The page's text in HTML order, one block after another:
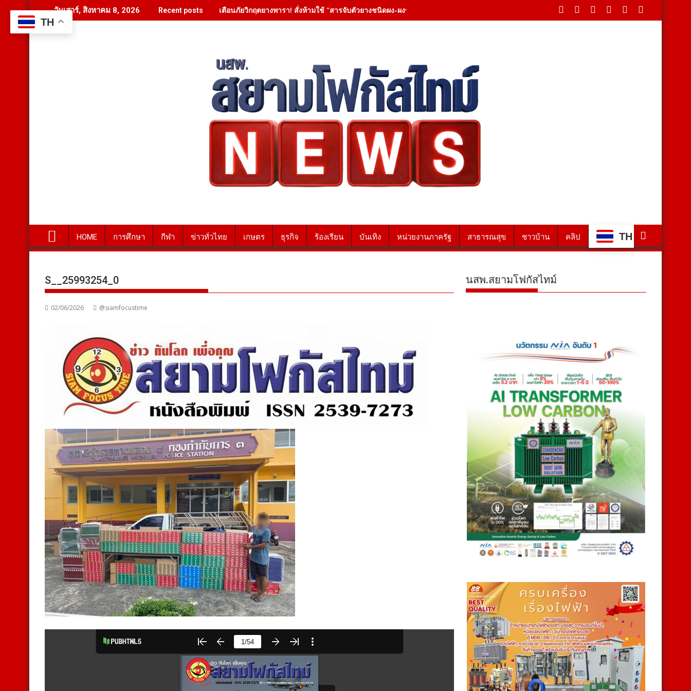
to
content
วันเสาร์, สิงหาคม 8, 2026 Recent posts เตือนภัยวิกฤตยางพารา! สั่งห้ามใช้ "สารจับตัวยางชนิดผง-ผงขาว" โรงงานประกาศปฏิเสธรับซื้อทันที ปรับขั้นต่ำ 20,000 บาท พร้อมจ่อฟ้องดำเนินคดี
HOME การศึกษา กีฬา ข่าวทั่วไทย เกษตร ธุรกิจ ร้องเรียน บันเทิง หน่วยงานภาครัฐ สาธารณสุข ชาวบ้าน คลิป TH
S__25993254_0
02/06/2026 @siamfocustime
นสพ.สยามโฟกัสไทม์
TH